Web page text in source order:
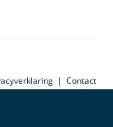
| Contact